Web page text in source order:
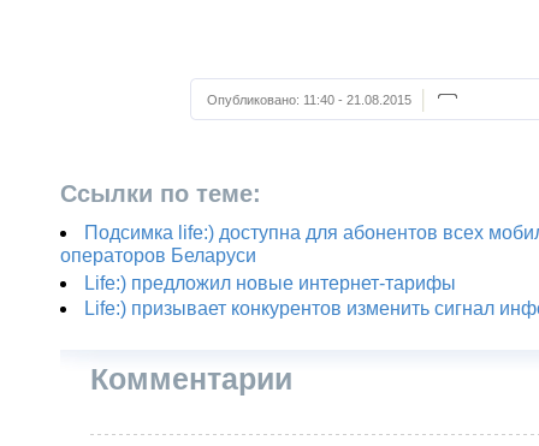
Опубликовано: 11:40 - 21.08.2015
Ссылки по теме:
Подсимка life:) доступна для абонентов всех
операторов Беларуси
Life:) предложил новые интернет-тарифы
Life:) призывает конкурентов изменить сигнал
Комментарии